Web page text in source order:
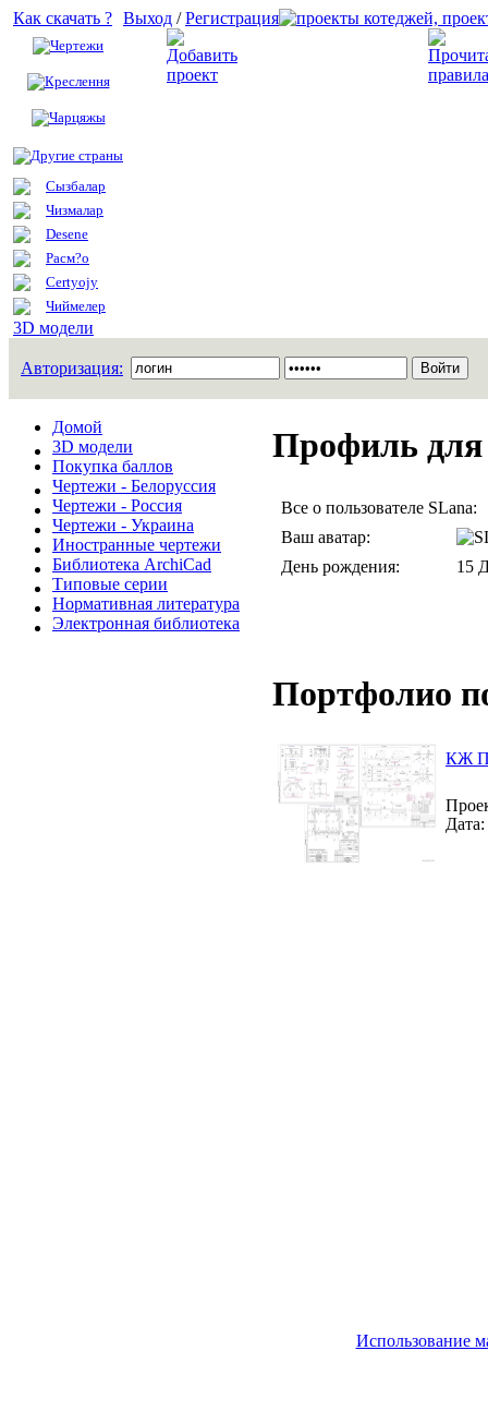
Как скачать ?
Чертежи
Креслення
Чарцяжы
Другие страны
Сызбалар
Чизмалар
Desene
Расм?о
Certyojy
Чиймелер
3D модели
Выход /Регистрация
Авторизация:
Домой
3D модели
Покупка баллов
Чертежи - Белоруссия
Чертежи - Россия
Чертежи - Украина
Иностранные чертежи
Библиотека ArchiCad
Типовые серии
Нормативная литература
Электронная библиотека
Профиль для
Все о пользователе SLana:
Ваш аватар:
День рождения:
15
Портфолио
КЖ
Использование